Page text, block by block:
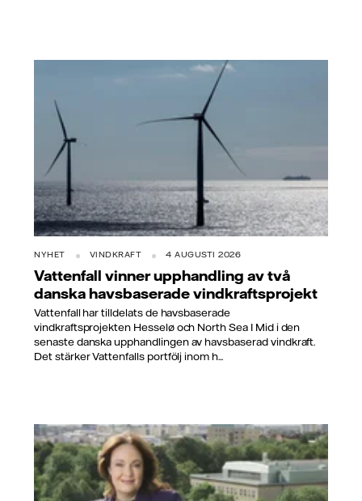
NYHET VINDKRAFT 4 AUGUSTI 2026
Vattenfall vinner upphandling av två
danska havsbaserade vindkraftsprojekt
Vattenfall har tilldelats de havsbaserade
vindkraftsprojekten Hesselø och North Sea I Mid i den
senaste danska upphandlingen av havsbaserad vindkraft.
Det stärker Vattenfalls portfölj inom h...